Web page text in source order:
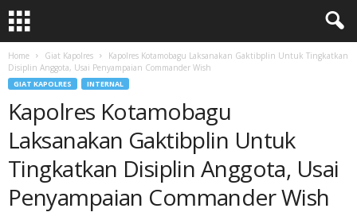
Home Giat Kapolres
Kapolres Kotamobagu Laksanakan Gaktibplin Untuk Tingkatkan
Disiplin Anggota, Usai Penyampaian Commander Wish
GIAT KAPOLRES INTERNAL
Kapolres Kotamobagu
Laksanakan Gaktibplin Untuk
Tingkatkan Disiplin Anggota, Usai
Penyampaian Commander Wish